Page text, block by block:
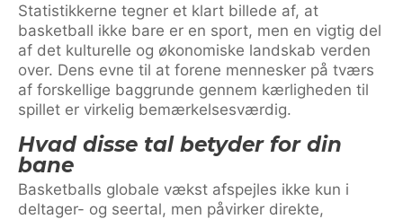
Statistikkerne tegner et klart billede af, at
basketball ikke bare er en sport, men en vigtig del
af det kulturelle og økonomiske landskab verden
over. Dens evne til at forene mennesker på tværs
af forskellige baggrunde gennem kærligheden til
spillet er virkelig bemærkelsesværdig.
Hvad disse tal betyder for din
bane
Basketballs globale vækst afspejles ikke kun i
deltager- og seertal, men påvirker direkte,